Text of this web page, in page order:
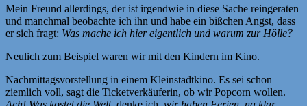
Mein Freund allerdings, der ist irgendwie in diese Sache reingeraten
und manchmal beobachte ich ihn und habe ein bißchen Angst, dass
er sich fragt: Was mache ich hier eigentlich und warum zur Hölle?
Neulich zum Beispiel waren wir mit den Kindern im Kino.
Nachmittagsvorstellung in einem Kleinstadtkino. Es sei schon
ziemlich voll, sagt die Ticketverkäuferin, ob wir Popcorn wollen.